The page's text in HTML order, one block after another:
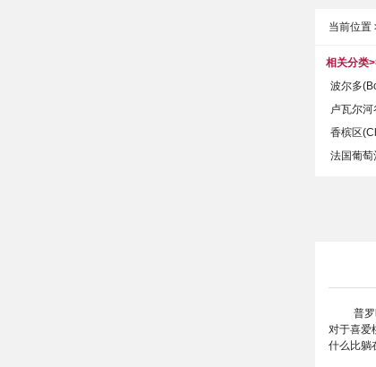
当前位置
相关分类
波尔多
卢瓦尔
香槟区
法国葡
普
对于喜爱
什么比躺